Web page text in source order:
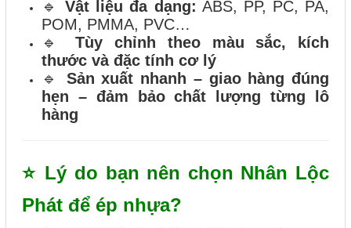
🔹Vật liệu đa dạng: ABS, PP, PC, PA,
POM, PMMA, PVC…
🔹Tùy chỉnh theo màu sắc, kích
thước và đặc tính cơ lý
🔹 Sản xuất nhanh – giao hàng đúng
hẹn – đảm bảo chất lượng từng lô
hàng
⭐ Lý do bạn nên chọn Nhân Lộc
Phát để ép nhựa?